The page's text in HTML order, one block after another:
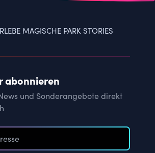
MAGISCHE PARK STORIES
abonnieren
und Sonderangebote direkt